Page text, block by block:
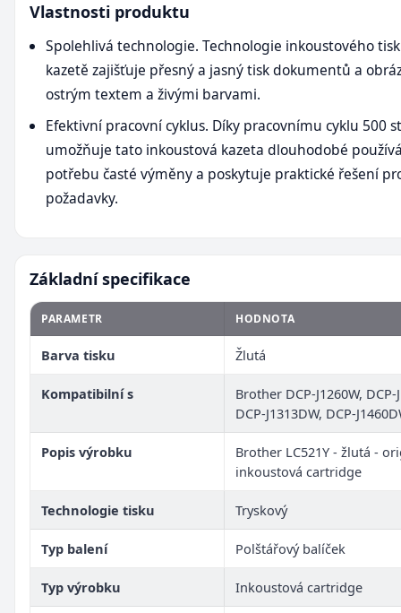
Vlastnosti produktu
Spolehlivá technologie. Technologie inkoustového
kazetě zajišťuje přesný a jasný tisk dokumentů a
ostrým textem a živými barvami.
Efektivní pracovní cyklus. Díky pracovnímu cyklu 500
umožňuje tato inkoustová kazeta dlouhodobé
potřebu časté výměny a poskytuje praktické řešení
požadavky.
Základní specifikace
PARAMETR HODNOTA
Barva tisku Žlutá
Kompatibilní s
Brother DCP-J1260W, DCP-
DCP-J1313DW, DCP-
Popis výrobku
Brother LC521Y - žlutá -
inkoustová cartridge
Technologie tisku Tryskový
Typ balení Polštářový balíček
Typ výrobku Inkoustová cartridge